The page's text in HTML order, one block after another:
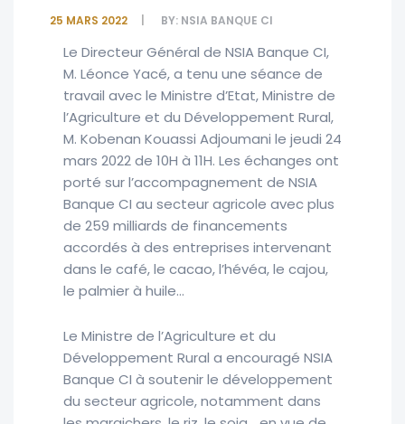
25 MARS 2022 BY: NSIA BANQUE CI
Le Directeur Général de NSIA Banque CI,
M. Léonce Yacé, a tenu une séance de
travail avec le Ministre d’Etat, Ministre de
l’Agriculture et du Développement Rural,
M. Kobenan Kouassi Adjoumani le jeudi 24
mars 2022 de 10H à 11H. Les échanges ont
porté sur l’accompagnement de NSIA
Banque CI au secteur agricole avec plus
de 259 milliards de financements
accordés à des entreprises intervenant
dans le café, le cacao, l’hévéa, le cajou,
le palmier à huile…
Le Ministre de l’Agriculture et du
Développement Rural a encouragé NSIA
Banque CI à soutenir le développement
du secteur agricole, notamment dans